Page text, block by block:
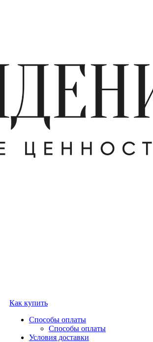
Как купить
Способы оплаты
Способы оплаты
Условия доставки